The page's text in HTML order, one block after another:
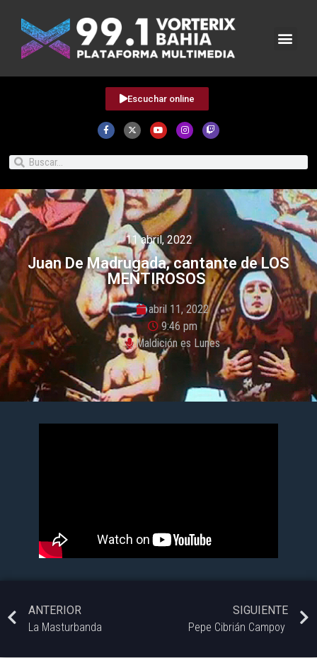
Escuchar online
11 abril, 2022
Juan De Madrugada, cantante de LOS
MENTIROSOS
abril 11, 2022
9:46 pm
Maldición es Lunes
ANTERIOR
La Masturbanda
SIGUIENTE
Pepe Cibrián Campoy